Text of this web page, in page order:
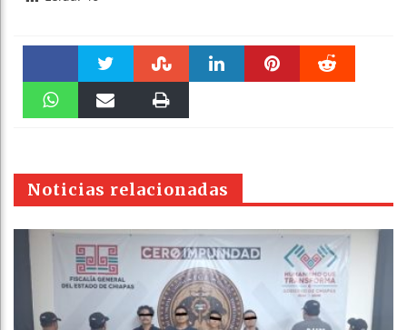
Faceboo Twitter Stumble
pt
Noticias relacionadas